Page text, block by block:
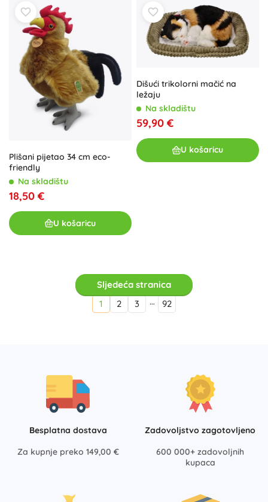
Plišani pijetao 34 cm eco-
friendly
Na skladištu
18,50 €
U košaricu
Dišući trikolorni mačić na
ležaju
Na skladištu
59,90 €
U košaricu
Sljedeća stranica
1
2 3 … 92
Besplatna dostava
Za kupnje preko 149,00 €
Zadovoljstvo zagotovljeno
600 000+ zadovoljnih
kupaca